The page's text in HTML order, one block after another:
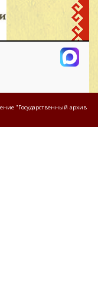
"Государственный архив